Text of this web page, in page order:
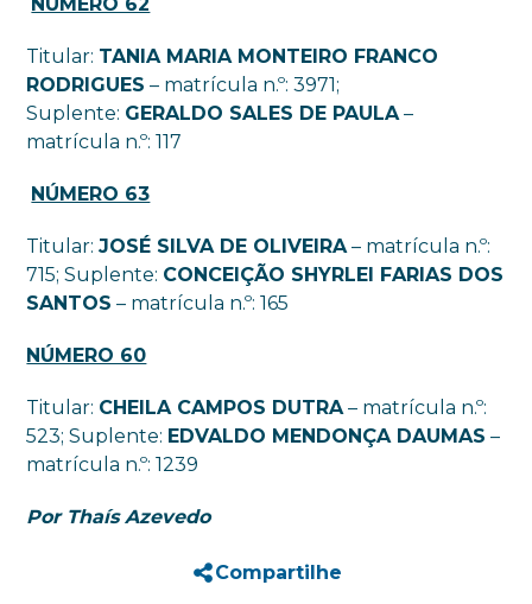
Titular: TANIA MARIA MONTEIRO FRANCO
RODRIGUES – matrícula n.º: 3971;
Suplente: GERALDO SALES DE PAULA–
matrícula n.º: 117
NÚMERO 63
Titular:JOSÉ SILVA DE OLIVEIRA– matrícula n.º:
715; Suplente: CONCEIÇÃO SHYRLEI FARIAS DOS
SANTOS – matrícula n.º: 165
NÚMERO 60
Titular: CHEILA CAMPOS DUTRA– matrícula n.º:
523; Suplente: EDVALDO MENDONÇA DAUMAS –
matrícula n.º: 1239
Por Thaís Azevedo
Compartilhe